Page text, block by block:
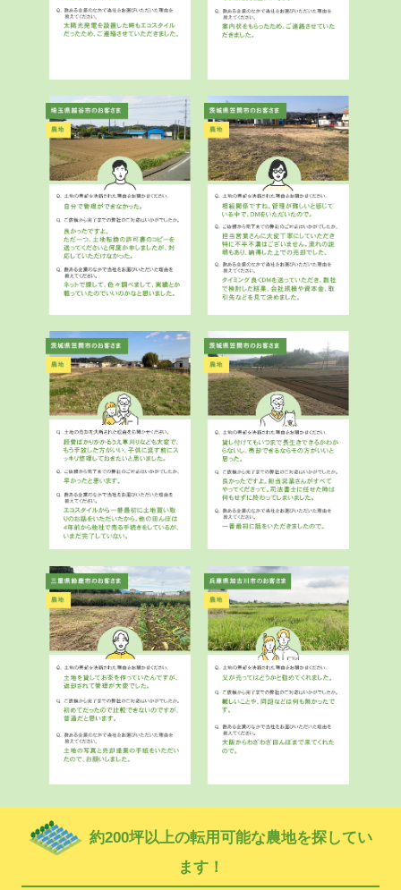
約200坪以上の転用可能な農地を探してい
ます！